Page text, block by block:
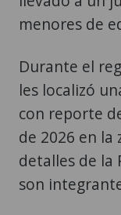
menores de
Durante el
les localizó
con reporte
de 2026 en la
detalles de la
son